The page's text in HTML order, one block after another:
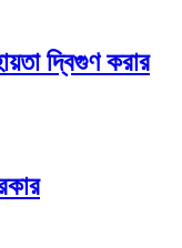
দ্বিগুণ করার